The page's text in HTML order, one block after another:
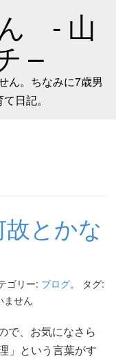
- 山
–
ん。ちなみに7歳男
日記。
とかな
ゴリー: ブログ。 タグ:
ません
で、お気になさら
」という言葉がす